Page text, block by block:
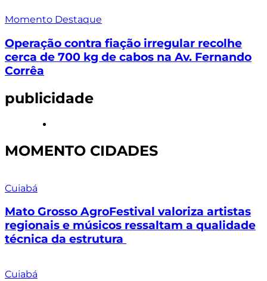
Momento Destaque
Operação contra fiação irregular recolhe
cerca de 700 kg de cabos na Av. Fernando
Corrêa
publicidade
MOMENTO CIDADES
Cuiabá
Mato Grosso AgroFestival valoriza artistas
regionais e músicos ressaltam a qualidade
técnica da estrutura
Cuiabá